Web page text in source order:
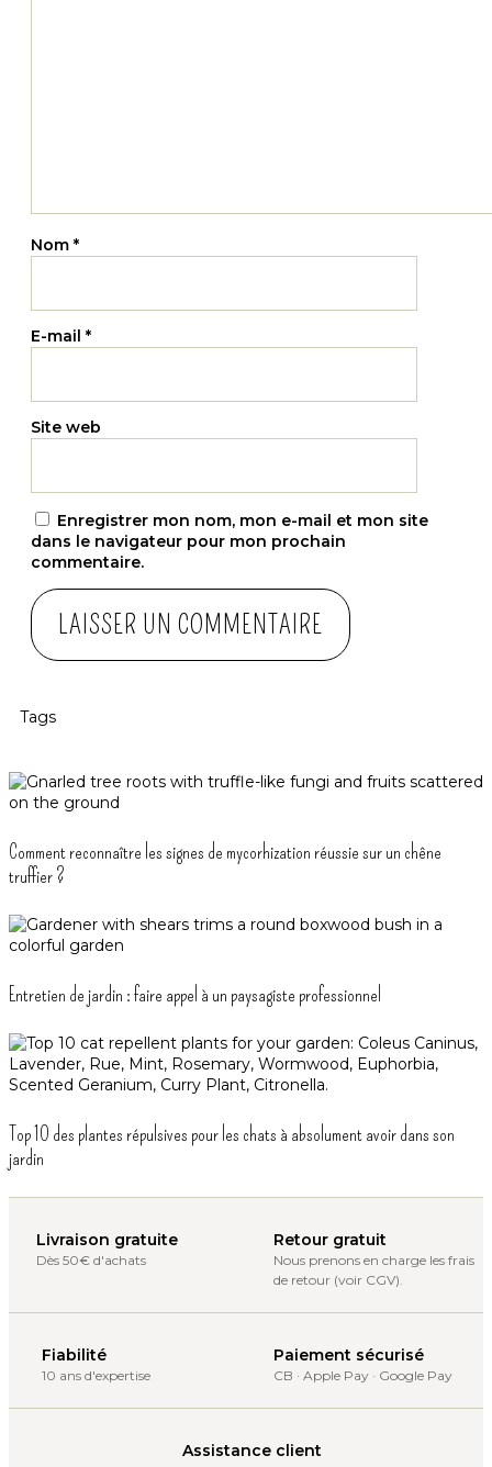
Nom *
E-mail *
Site web
Enregistrer mon nom, mon e-mail et mon site
dans le navigateur pour mon prochain
commentaire.
Tags
Comment reconnaître les signes de mycorhization réussie sur un chêne
truffier ?
Entretien de jardin : faire appel à un paysagiste professionnel
Top 10 des plantes répulsives pour les chats à absolument avoir dans son
jardin
Livraison gratuite
Dès 50€ d'achats
Retour gratuit
Nous prenons en charge les frais
de retour (voir CGV).
Fiabilité
10 ans d'expertise
Paiement sécurisé
CB · Apple Pay · Google Pay
Assistance client